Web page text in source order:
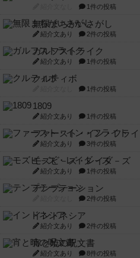
1件の投稿
無限まちがいさがし
紹介文あり 2件の投稿
ガルフストライク
紹介文あり 1件の投稿
クルティボ
1件の投稿
1809
紹介文あり 1件の投稿
ファースト・イン・フライ
紹介文あり 3件の投稿
モズビ－ズ・レイダ－ズ
紹介文あり 1件の投稿
テンプテーション
2件の投稿
インドネシア
紹介文あり 2件の投稿
宵と暁の呪文書
紹介文あり 8件の投稿